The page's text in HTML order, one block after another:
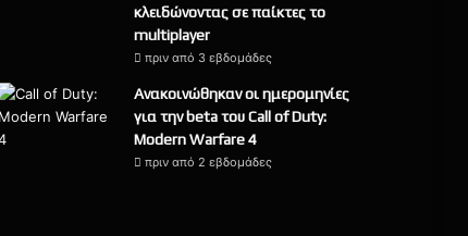
κλειδώνοντας σε παίκτες το
multiplayer
πριν από 3 εβδομάδες
Ανακοινώθηκαν οι ημερομηνίες
για την beta του Call of Duty:
Modern Warfare 4
πριν από 2 εβδομάδες